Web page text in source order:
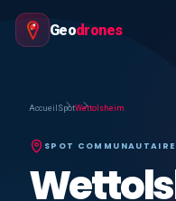
Geodrones
Accueil SpotWettolsheim
SPOT COMMUNAUTAIRE